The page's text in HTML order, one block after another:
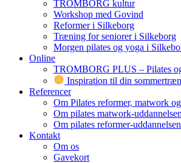
TROMBORG kultur
Workshop med Govind
Reformer i Silkeborg
Træning for seniorer i Silkeborg
Morgen pilates og yoga i
Online
TROMBORG PLUS – Pilates
Inspiration til din
Referencer
Om Pilates reformer, matwork
Om pilates matwork-uddannelsen
Om pilates reformer-uddannelsen
Kontakt
Om os
Gavekort